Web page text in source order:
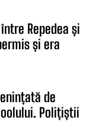
Repedea și
și era
de
Polițiștii